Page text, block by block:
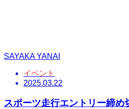
SAYAKA YANAI
イベント
2025.03.22
スポーツ走行エントリー締め